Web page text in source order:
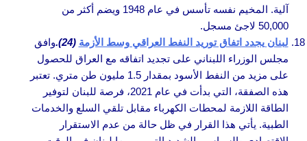
آلية. المخيم نفسه تأسس في عام 1948 ويضم أكثر من
50,000 لاجئ مسجل.
لبنان يجدد اتفاق توريد النفط العراقي وسط الأزمة (24).
وافق
مجلس الوزراء اللبناني على تجديد اتفاقه مع العراق للحصول
على مزيد من النفط الأسود بمقدار 1.5 مليون طن متري. تعتبر
هذه الصفقة، التي بدأت في عام 2021، فرصة للبنان لتوفير
الطاقة اللازمة لمحطات الكهرباء مقابل تلقي السلع والخدمات
الطبية. يأتي هذا القرار في ظل حالة من عدم الاستقرار